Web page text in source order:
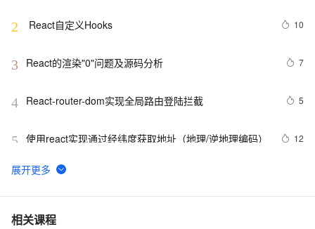
2 React自定义Hooks 10
3 React的渲染"0"问题及源码分析 7
4 React-router-dom实现全局路由登陆拦截 5
5 使用react实现通过经纬度获取地址（地理/逆地理编码） 12
6 快将你的 React 应用迁移到 Vite 吧，速度太快啦
7 基于 Vite 从 0 到 1 启动一个 React 项目
相关课程